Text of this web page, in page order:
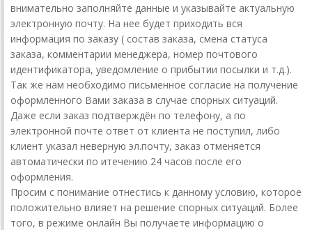
внимательно заполняйте данные и указывайте актуальную
электронную почту. На нее будет приходить вся
информация по заказу ( состав заказа, смена статуса
заказа, комментарии менеджера, номер почтового
идентификатора, уведомление о прибытии посылки и т.д.).
Так же нам необходимо письменное согласие на получение
оформленного Вами заказа в случае спорных ситуаций.
Даже если заказ подтверждён по телефону, а по
электронной почте ответ от клиента не поступил, либо
клиент указал неверную эл.почту, заказ отменяется
автоматически по итечению 24 часов после его
оформления.
Просим с понимание отнестись к данному условию, которое
положительно влияет на решение спорных ситуаций. Более
того, в режиме онлайн Вы получаете информацию о